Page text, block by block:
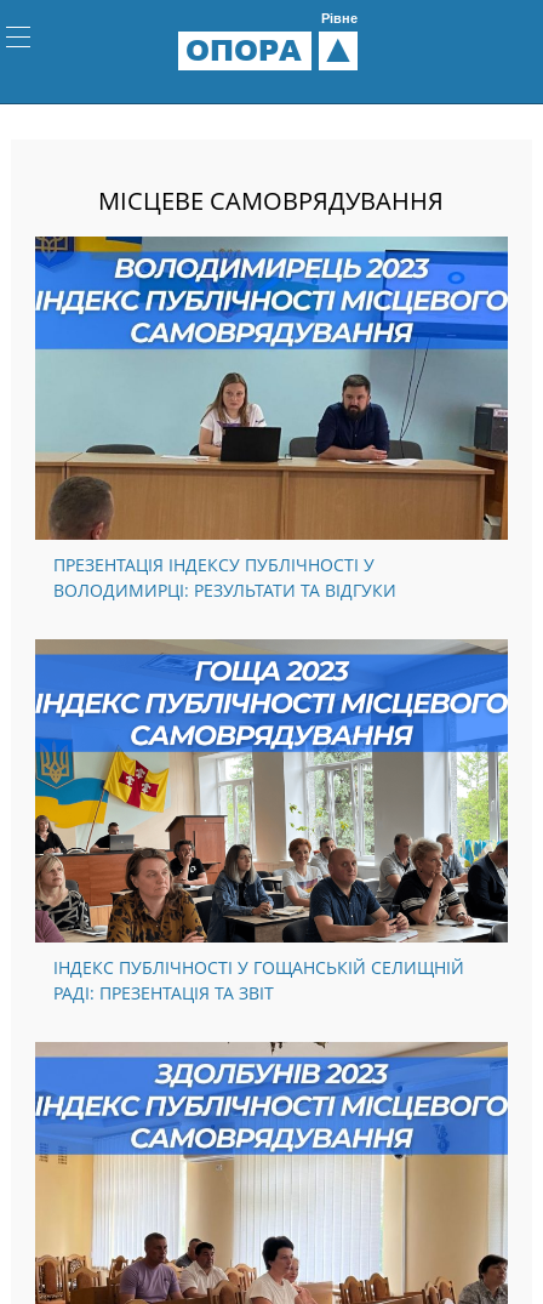
ОПОРА
Рівне
МІСЦЕВЕ САМОВРЯДУВАННЯ
ПРЕЗЕНТАЦІЯ ІНДЕКСУ ПУБЛІЧНОСТІ У
ВОЛОДИМИРЦІ: РЕЗУЛЬТАТИ ТА ВІДГУКИ
ІНДЕКС ПУБЛІЧНОСТІ У ГОЩАНСЬКІЙ СЕЛИЩНІЙ
РАДІ: ПРЕЗЕНТАЦІЯ ТА ЗВІТ